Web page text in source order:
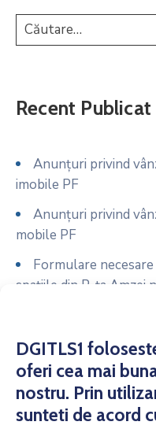
DGITLS1
oferi cea mai
nostru. Prin
sunteti de acord
Recent Publicat
Anunțuri privind
imobile PF
Anunțuri privind
mobile PF
Formulare
spațiile din P-ța Amzei
Formulare
spațiile din P-ța 16
14.07.2026